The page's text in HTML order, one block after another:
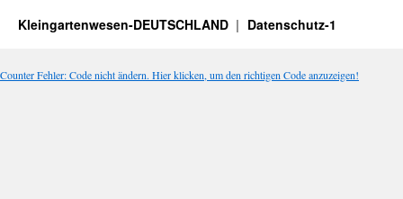
Kleingartenwesen-DEUTSCHLAND Datenschutz-1
Counter Fehler: Code nicht ändern. Hier klicken, um den richtigen Code anzuzeigen!